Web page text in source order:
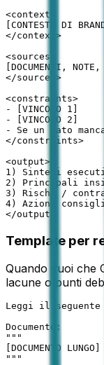
<context>
[CONTESTO DI
</context>
<sources>
[DOCUMENTI,
</sources>
<constraints>
- [VINCOLO 1]
- [VINCOLO 2]
- Se un dato
</constraints>
<output>
1) Sintesi
2) Principali
3) Rischi /
4) Azioni
</output>
Template per
Quando vuoi che
lacune o punti
Leggi il seguente
Documento:
"""
[DOCUMENTO LUNGO]
"""